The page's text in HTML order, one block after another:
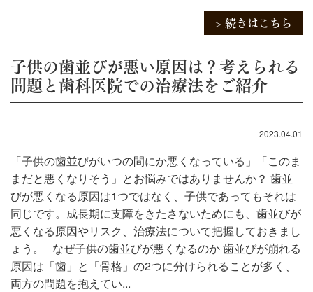
> 続きはこちら
子供の歯並びが悪い原因は？考えられる
問題と歯科医院での治療法をご紹介
2023.04.01
「子供の歯並びがいつの間にか悪くなっている」「このま
まだと悪くなりそう」とお悩みではありませんか？ 歯並
びが悪くなる原因は1つではなく、子供であってもそれは
同じです。成長期に支障をきたさないためにも、歯並びが
悪くなる原因やリスク、治療法について把握しておきまし
ょう。 なぜ子供の歯並びが悪くなるのか 歯並びが崩れる
原因は「歯」と「骨格」の2つに分けられることが多く、
両方の問題を抱えてい...